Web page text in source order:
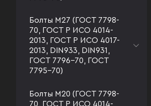
Болты М27 (ГОСТ 7798-
70, ГОСТ Р ИСО 4014-
2013, ГОСТ Р ИСО 4017-
2013, DIN933, DIN931,
ГОСТ 7796-70, ГОСТ
7795-70)
Болты М20 (ГОСТ 7798-
70, ГОСТ Р ИСО 4014-
В КОРЗИНУ